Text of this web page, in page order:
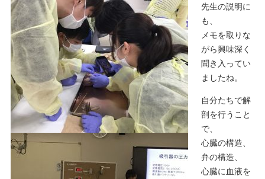
先生の説明に
も、
メモを取りな
がら興味深く
聞き入ってい
ましたね。
自分たちで解
剖を行うこと
で、
心臓の構造、
弁の構造、
心臓に血液を